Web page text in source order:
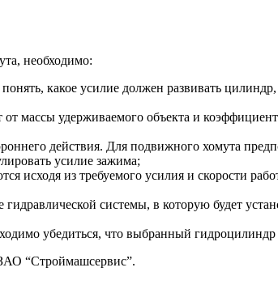
необходимо:
какое усилие должен развивать
от массы удерживаемого объекта и
действия. Для подвижного хомута
усилие зажима;
исходя из требуемого усилия и скорости
гидравлической системы, в которую будет
убедиться, что выбранный
“Строймашсервис”.